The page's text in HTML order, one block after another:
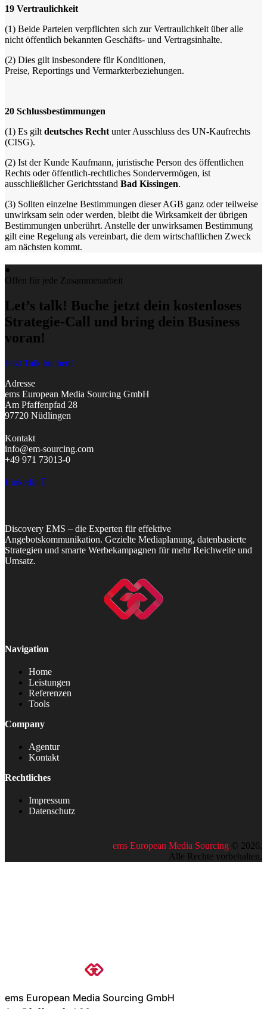
19 Vertraulichkeit
(1) Beide Parteien verpflichten sich zur Vertraulichkeit über alle
nicht öffentlich bekannten Geschäfts- und Vertragsinhalte.
(2) Dies gilt insbesondere für Konditionen,
Preise, Reportings und Vermarkterbeziehungen.
20 Schlussbestimmungen
(1) Es gilt deutsches Recht unter Ausschluss des UN-Kaufrechts
(CISG).
(2) Ist der Kunde Kaufmann, juristische Person des öffentlichen
Rechts oder öffentlich-rechtliches Sondervermögen, ist
ausschließlicher Gerichtsstand Bad Kissingen.
(3) Sollten einzelne Bestimmungen dieser AGB ganz oder teilweise
unwirksam sein oder werden, bleibt die Wirksamkeit der übrigen
Bestimmungen unberührt. Anstelle der unwirksamen Bestimmung
gilt eine Regelung als vereinbart, die dem wirtschaftlichen Zweck
am nächsten kommt.
●
Offen für jede Zusammenarbeit
Let’s talk! Buche jetzt dein kostenloses
Strategie-Call und bring dein Business
voran!
Jetzt Talk buchen!
Adresse
ems European Media Sourcing GmbH
Am Pfaffenpfad 28
97720 Nüdlingen
Kontakt
info@em-sourcing.com
+49 971 73013-0
Linkedin
Discovery EMS – die Experten für effektive
Angebotskommunikation. Gezielte Mediaplanung, datenbasierte
Strategien und smarte Werbekampagnen für mehr Reichweite und
Umsatz.
Navigation
Home
Leistungen
Referenzen
Tools
Company
Agentur
Kontakt
Rechtliches
Impressum
Datenschutz
ems European Media Sourcing © 2026.
Alle Rechte vorbehalten.
ems European Media Sourcing GmbH